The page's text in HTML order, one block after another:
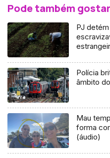
Pode também gostar
PJ
Polícia
âmbito
Mau
forma
(áudio)